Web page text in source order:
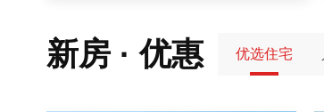
新房 · 优惠 优选住宅